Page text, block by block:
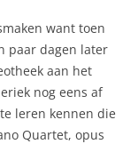
want toen
paar dagen later
aan het
nog eens af
leren kennen die
Quartet, opus